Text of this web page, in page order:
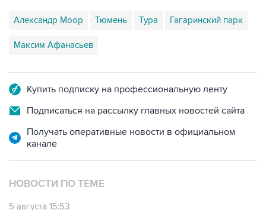
Александр Моор Тюмень Тура Гагаринский парк
Максим Афанасьев
Купить подписку на профессиональную ленту
Подписаться на рассылку главных новостей сайта
Получать оперативные новости в официальном
канале
НОВОСТИ ПО ТЕМЕ
5 августа 15:53